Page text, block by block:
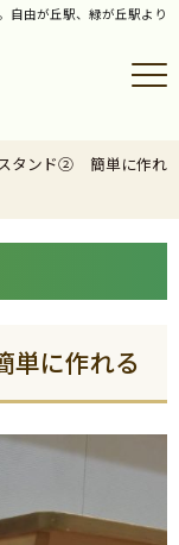
自由が丘駅、緑が丘駅より
タンド② 簡単に作れ
に作れる